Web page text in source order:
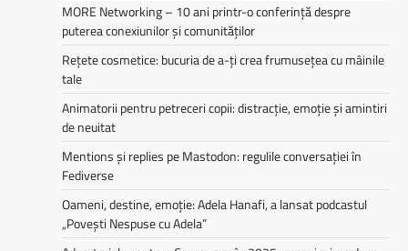
MORE Networking – 10 ani printr-o conferință despre
puterea conexiunilor și comunităților
Rețete cosmetice: bucuria de a-ți crea frumusețea cu mâinile
tale
Animatorii pentru petreceri copii: distracție, emoție și amintiri
de neuitat
Mentions și replies pe Mastodon: regulile conversației în
Fediverse
Oameni, destine, emoție: Adela Hanafi, a lansat podcastul
„Povești Nespuse cu Adela”